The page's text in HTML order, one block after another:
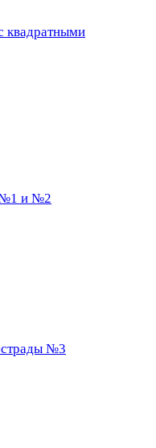
квадратными
№1 и №2
№3